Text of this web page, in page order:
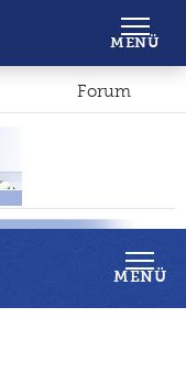
Forum
MENÜ